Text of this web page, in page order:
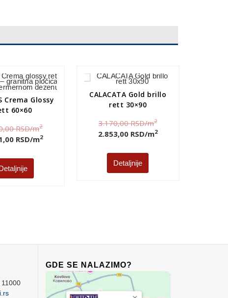
Crema Glossy
60×60
RSD/m2
RSD/m2
CALACATA Gold brillo
rett 30×90
3.170,00RSD/m2
2.853,00 RSD/m2
Detaljnije
11000
GDE SE NALAZIMO?